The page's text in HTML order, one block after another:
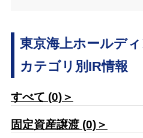
東京海上ホールデ
カテゴリ別IR情報
すべて (0)＞
固定資産譲渡 (0)＞